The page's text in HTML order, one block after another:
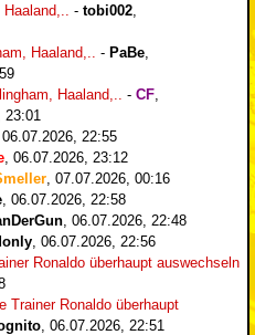
- tobi002
Haaland,..
- PaBe
Haaland,..
- CF
06.07.2026, 22:55
06.07.2026, 23:12
07.07.2026, 00:16
06.07.2026, 22:58
06.07.2026, 22:48
06.07.2026, 22:56
Ronaldo überhaupt auswechseln
Trainer Ronaldo überhaupt
06.07.2026, 22:51